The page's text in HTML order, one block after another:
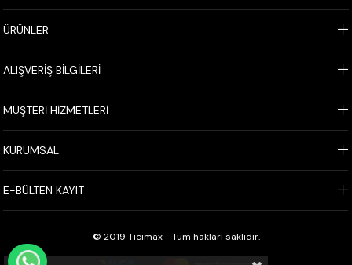
ÜRÜNLER
ALIŞVERİŞ BİLGİLERİ
MÜŞTERİ HİZMETLERİ
KURUMSAL
E-BÜLTEN KAYIT
© 2019 Ticimax - Tüm hakları saklıdır.